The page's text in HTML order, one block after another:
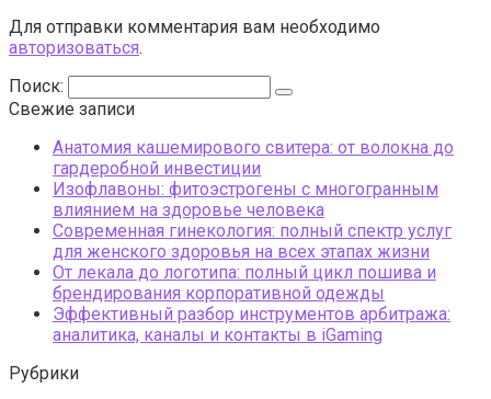
Для отправки комментария вам необходимо
авторизоваться.
Поиск:
Свежие записи
Анатомия кашемирового свитера: от волокна до
гардеробной инвестиции
Изофлавоны: фитоэстрогены с многогранным
влиянием на здоровье человека
Современная гинекология: полный спектр услуг
для женского здоровья на всех этапах жизни
От лекала до логотипа: полный цикл пошива и
брендирования корпоративной одежды
Эффективный разбор инструментов арбитража:
аналитика, каналы и контакты в iGaming
Рубрики